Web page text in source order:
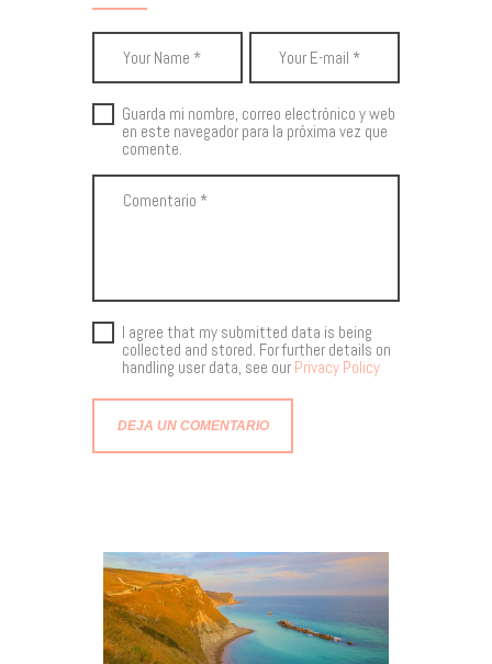
Guarda mi nombre, correo electrónico y web
en este navegador para la próxima vez que
comente.
I agree that my submitted data is being
collected and stored. For further details on
handling user data, see our Privacy Policy